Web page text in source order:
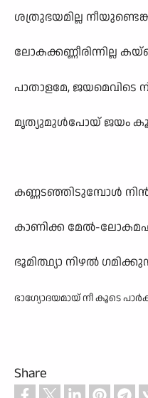
ശത്രുഭയമില്ല
ലോകക്കണ്ണീരിന്നില്ല
പാതാളമേ, ജയമെവിടെ
മൃത്യുമുൾപോയ് ജയം
കണ്ണടഞ്ഞിടുമ്പോൾ
കാണിക്ക മേൽ-
ഭൂമിത്ഥ്യാ നിഴൽ
ഭാഗ്യോദയമായ് നീ കൂടെ
Share